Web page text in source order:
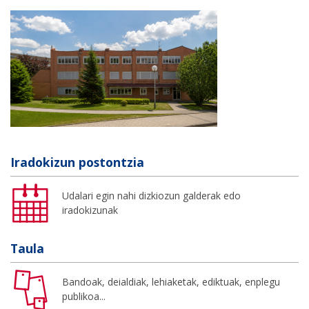
Iradokizun postontzia
Udalari egin nahi dizkiozun galderak edo
iradokizunak
Taula
Bandoak, deialdiak, lehiaketak, ediktuak, enplegu
publikoa...